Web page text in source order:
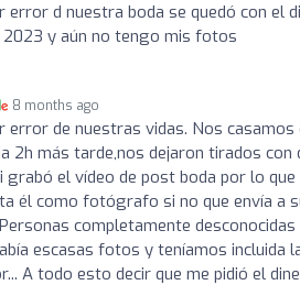
error d nuestra boda se quedó con el
2023 y aún no tengo mis fotos
8 months ago
error de nuestras vidas. Nos
2h más tarde,nos dejaron tirados con
grabó el vídeo de post boda por lo
él como fotógrafo si no que envía a
completamente
escasas fotos y teníamos incluida
A todo esto decir que me pidió el